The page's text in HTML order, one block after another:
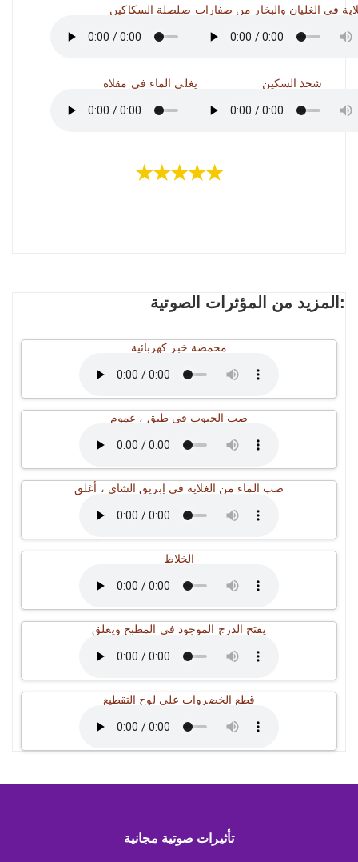
صلصلة السكاكين
يغلي الماء في مقلاة
في الغليان والبخار من صفارات
شحذ السكين
★★★★★
المزيد من المؤثرات الصوتية:
محمصة خبز كهربائية
صب الحبوب في طبق ، عموم
صب الماء من الغلاية في إبريق الشاي ، أغلق
الخلاط
يفتح الدرج الموجود في المطبخ ويغلق
قطع الخضروات على لوح التقطيع
تأثيرات صوتية مجانية